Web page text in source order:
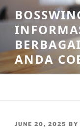
Skip
to
content
ANDA
POSTED
JUNE 20, 2025 BY